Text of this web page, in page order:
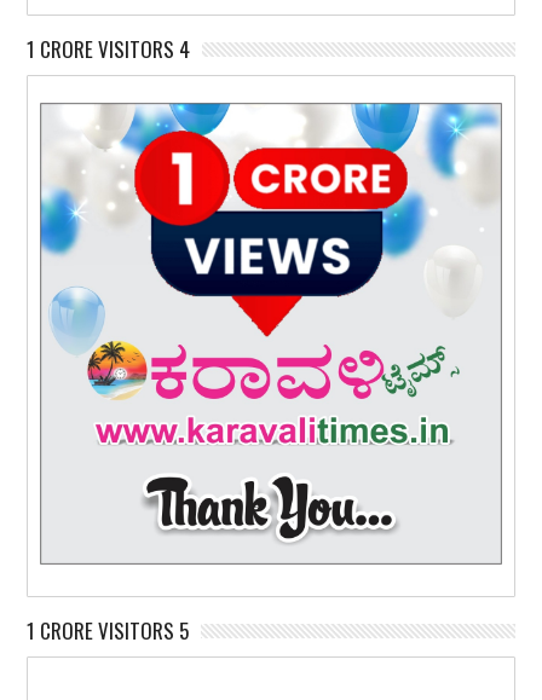
1 CRORE VISITORS 4
1 CRORE VISITORS 5